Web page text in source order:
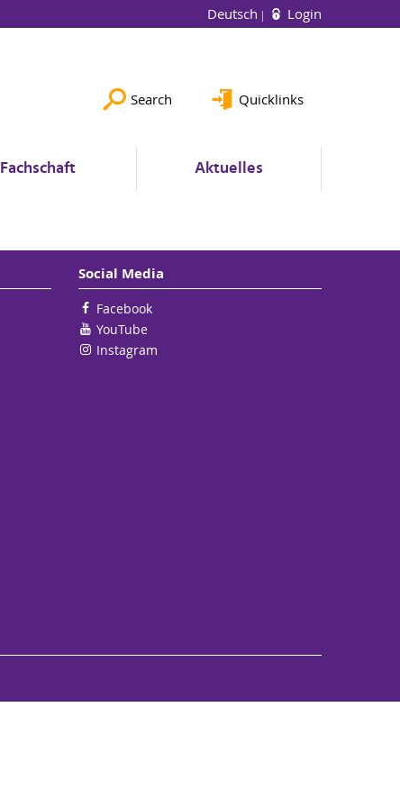
Deutsch Login
Search Quicklinks
Fachschaft Aktuelles
Social Media
Facebook
YouTube
Instagram